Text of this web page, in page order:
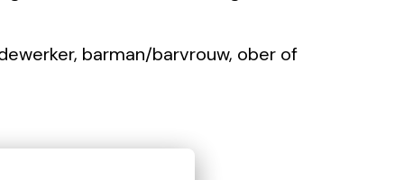
barman/barvrouw, ober of